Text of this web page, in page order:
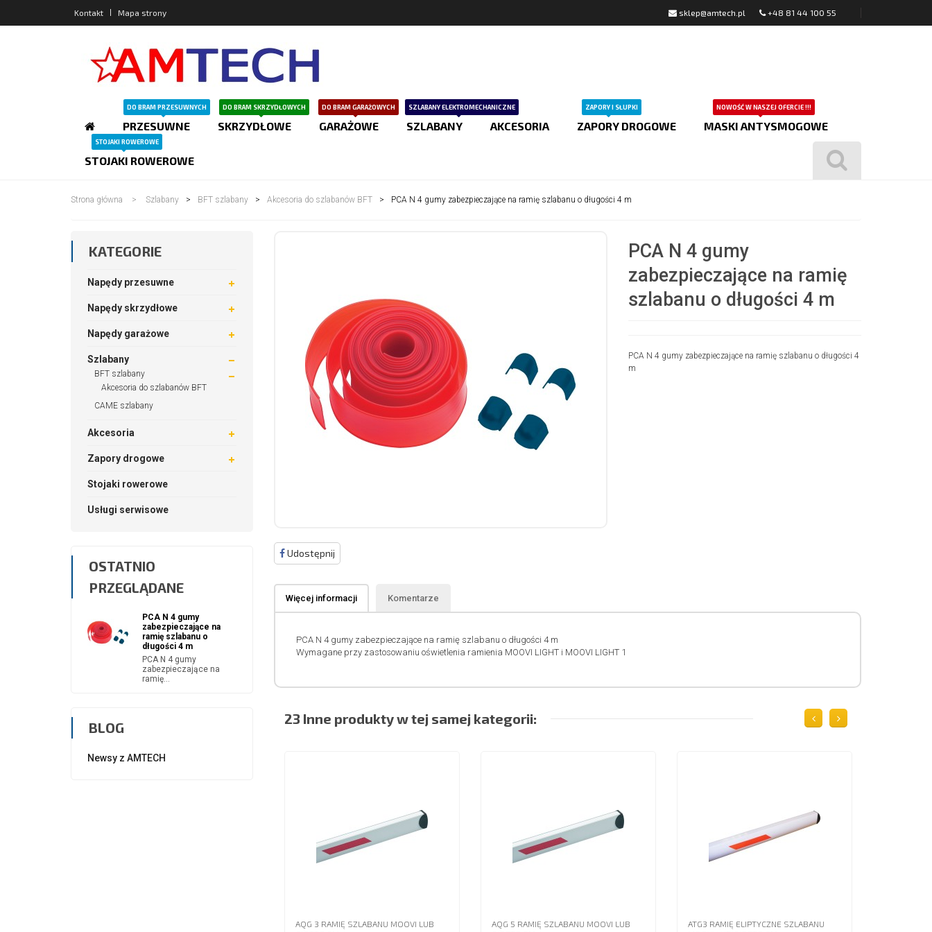
Kontakt Mapa strony sklep@amtech.pl +48 81 44 100 55
PRZESUWNE
DO BRAM PRZESUWNYCH
SKRZYDŁOWE
DO BRAM SKRZYDŁOWYCH
GARAŻOWE
DO BRAM GARAŻOWYCH
SZLABANY
SZLABANY ELEKTROMECHANICZNE
AKCESORIA ZAPORY DROGOWE
ZAPORY I SŁUPKI
MASKI ANTYSMOGOWE
NOWOŚĆ W NASZEJ OFERCIE !!!
STOJAKI ROWEROWE
STOJAKI ROWEROWE
Strona główna > Szlabany > BFT szlabany > Akcesoria do szlabanów BFT > PCA N 4 gumy zabezpieczające na ramię szlabanu o długości 4 m
KATEGORIE
Napędy przesuwne
Napędy skrzydłowe
Napędy garażowe
Szlabany
BFT szlabany
Akcesoria do szlabanów BFT
CAME szlabany
Akcesoria
Zapory drogowe
Stojaki rowerowe
Usługi serwisowe
OSTATNIO
PRZEGLĄDANE
PCA N 4 gumy
zabezpieczające na
ramię szlabanu o
długości 4 m
PCA N 4 gumy
zabezpieczające na
ramię...
BLOG
Newsy z AMTECH
Udostępnij
PCA N 4 gumy
zabezpieczające na ramię
szlabanu o długości 4 m
PCA N 4 gumy zabezpieczające na ramię szlabanu o długości 4
m
Więcej informacji Komentarze
PCA N 4 gumy zabezpieczające na ramię szlabanu o długości 4 m
Wymagane przy zastosowaniu oświetlenia ramienia MOOVI LIGHT i MOOVI LIGHT 1
23 Inne produkty w tej samej kategorii:
AQG 3 RAMIĘ SZLABANU MOOVI LUB
AQG 5 RAMIĘ SZLABANU MOOVI LUB
ATG3 RAMIĘ ELIPTYCZNE SZLABANU